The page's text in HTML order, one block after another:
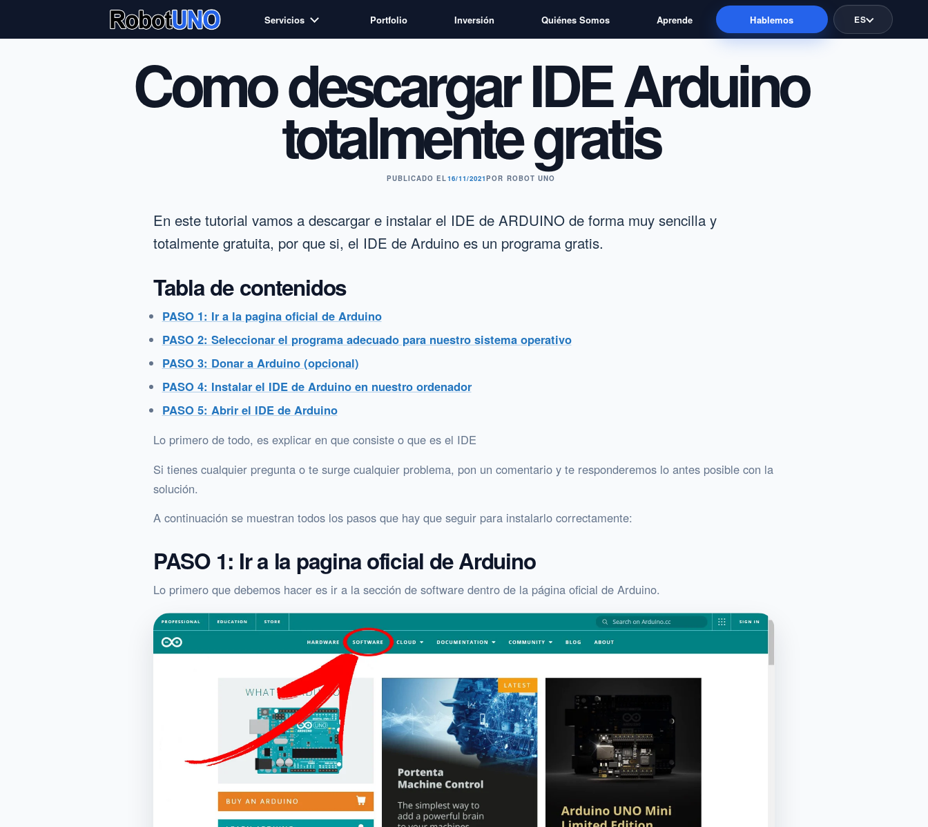
Servicios Portfolio Inversión Quiénes Somos Aprende Hablemos ES
Como descargar IDE Arduino
totalmente gratis
PUBLICADO EL 16/11/2021POR ROBOT UNO
En este tutorial vamos a descargar e instalar el IDE de ARDUINO de forma muy sencilla y
totalmente gratuita, por que si, el IDE de Arduino es un programa gratis.
Tabla de contenidos
PASO 1: Ir a la pagina oficial de Arduino
PASO 2: Seleccionar el programa adecuado para nuestro sistema operativo
PASO 3: Donar a Arduino (opcional)
PASO 4: Instalar el IDE de Arduino en nuestro ordenador
PASO 5: Abrir el IDE de Arduino
Lo primero de todo, es explicar en que consiste o que es el IDE
Si tienes cualquier pregunta o te surge cualquier problema, pon un comentario y te responderemos lo antes posible con la
solución.
A continuación se muestran todos los pasos que hay que seguir para instalarlo correctamente:
PASO 1: Ir a la pagina oficial de Arduino
Lo primero que debemos hacer es ir a la sección de software dentro de la página oficial de Arduino.